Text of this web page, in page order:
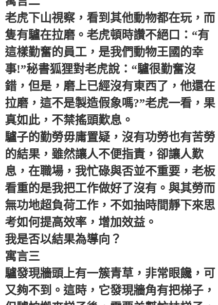
老虎下山視察，看到其他動物都在玩，而
隻有驢在拉磨。老虎頓時讚不絕口：“有
這樣勤奮的員工，是我們動物王國的幸
事!”秘書狐狸對老虎說：“驢很勤奮沒
錯，但是，磨上已經沒有東西了，他還在
拉磨，這不是製造假象嗎?”老虎一看，果
真如此，不禁搖頭歎息。
驢子的勤勞毋庸置疑，沒有功勞也有苦勞
的結果，雖然讓人不便指責，卻讓人歎
息，在職場，我忙碌與否並不重要，老板
看重的是我把工作做好了沒有。與其勞而
無功地超負荷工作，不如抽時間靜下來思
考如何提高效率，增加效益。
我是否以結果為導向？
寓言三
驢發現牆頭上有一簇青草，非常眼饞，可
又夠不到。這時，它發現牆角有把梯子，